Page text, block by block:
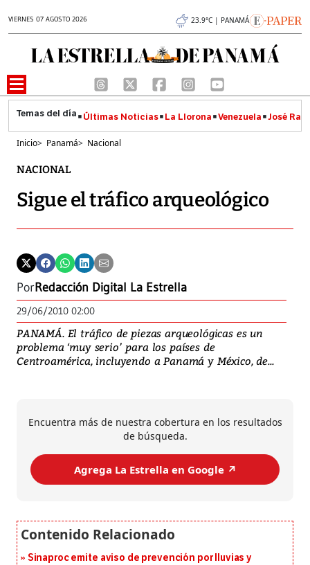
VIERNES 07 AGOSTO 2026 23.9°C | PANAMÁ
Últimas Noticias La Llorona Venezuela José
Inicio> Panamá> Nacional
NACIONAL
Sigue el tráfico arqueológico
PorRedacción Digital La Estrella
29/06/2010 02:00
PANAMÁ. El tráfico de piezas arqueológicas es un
problema ‘muy serio’ para los países de
Centroamérica, incluyendo a Panamá y México, de...
Encuentra más de nuestra cobertura en los resultados
de búsqueda.
Agrega La Estrella en Google ↗️
Sinaproc emite aviso de prevención por lluvias y